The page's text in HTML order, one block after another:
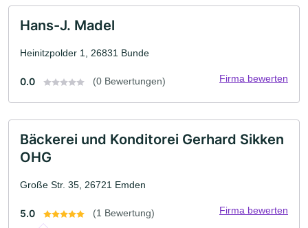
Hans-J. Madel
Heinitzpolder 1, 26831 Bunde
0.0 (0 Bewertungen) Firma bewerten
Bäckerei und Konditorei Gerhard Sikken
OHG
Große Str. 35, 26721 Emden
5.0 (1 Bewertung) Firma bewerten